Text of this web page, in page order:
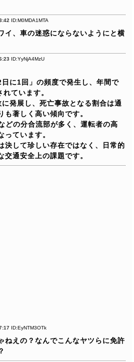
ID:M0MDA1MTA
イ、車の迷惑にならないようにと横
ID:YyNjA4MzU
に1回」の頻度で発生し、年間で
ています。
発展し、死亡事故となる割合は通
も著しく高い傾向です。
どの分合流部が多く、運転者の高
っています。
決して珍しい存在ではなく、日常的
交通安全上の課題です。
ID:EyNTM3OTk
ねえの？なんでこんなヤツらに免許